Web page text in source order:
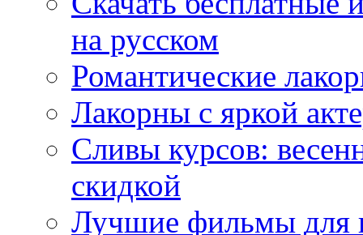
на русском
Романтические
Лакорны с яркой
Сливы курсов:
скидкой
Лучшие фильмы для